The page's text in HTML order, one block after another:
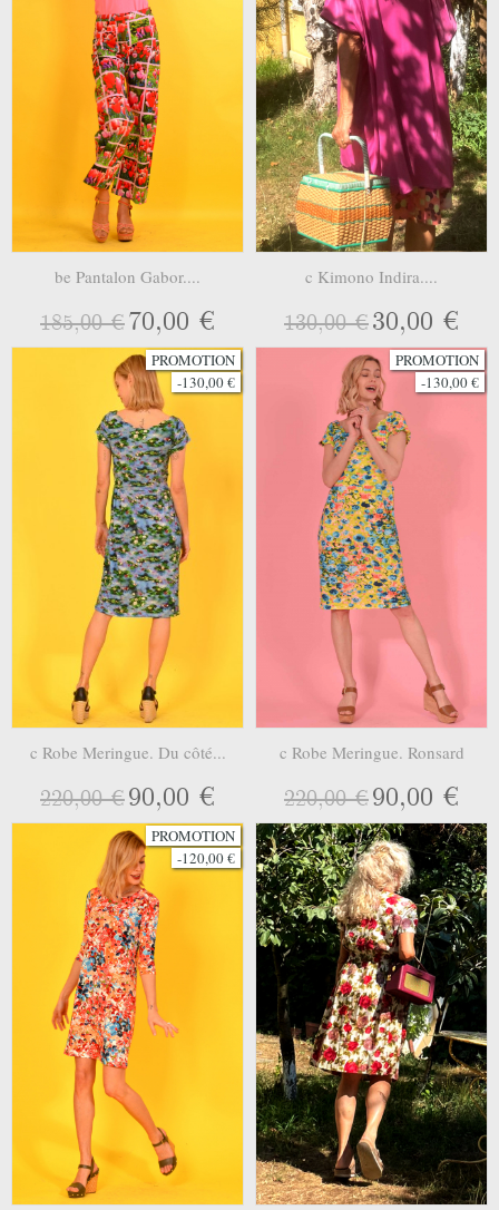
be Pantalon Gabor....
185,00 €70,00 €
c Kimono Indira....
130,00 €30,00 €
PROMOTION
-130,00 €
c Robe Meringue. Du côté...
220,00 €90,00 €
PROMOTION
-130,00 €
c Robe Meringue. Ronsard
220,00 €90,00 €
PROMOTION
-120,00 €